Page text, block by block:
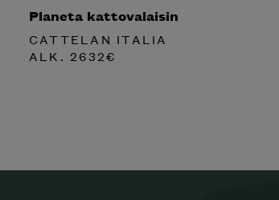
Planeta kattovalaisin
CATTELAN ITALIA
ALK. 2632€